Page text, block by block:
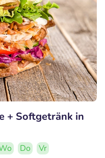
+ Softgetränk in
Do
Vr